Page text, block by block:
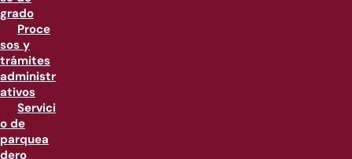
grado
Proce
sos y
trámites
administr
ativos
Servici
o de
parquea
dero